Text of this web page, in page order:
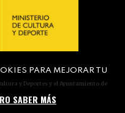
y Deportes y el Ayuntamiento de
PARA MEJORAR TU
SABER MÁS